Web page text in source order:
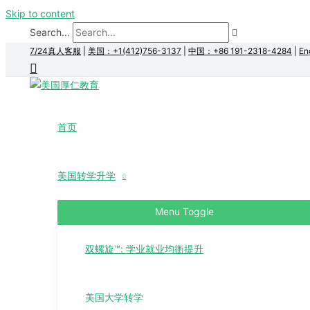
Skip to content
Search...
7/24真人客服 美国：+1(412)756-3137 中国：+86 191-2318-4284
首页
美国转学升学
Menu Toggle
双螺旋™: 学业就业均衡提升
美国大学转学